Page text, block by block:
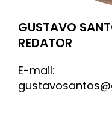
GUSTAVO
REDATOR
E-mail: